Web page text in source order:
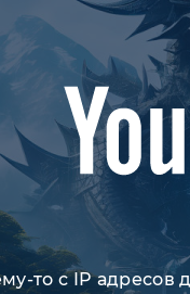
то с IP адресов